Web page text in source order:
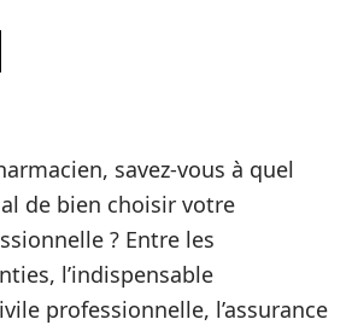
savez-vous à quel
de bien choisir votre
? Entre les
l’indispensable
professionnelle, l’assurance